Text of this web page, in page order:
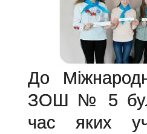
До
ЗОШ № 5
час яких